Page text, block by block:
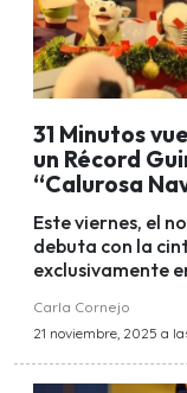
31 Minutos
un Récord
“Calurosa
Este viernes, el
debuta con la
exclusivamente
Carla Cornejo
21 noviembre, 2025 a